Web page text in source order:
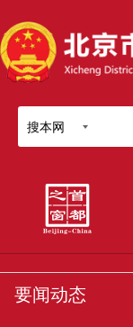
搜本网
要闻动态